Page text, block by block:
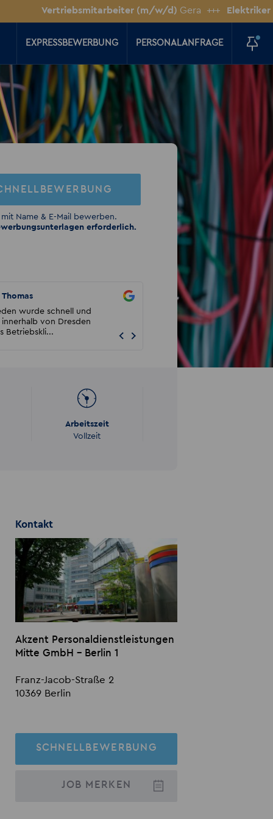
Vertriebsmitarbeiter (m/w/d)Gera +++ Elektriker (m/w/
EXPRESSBEWERBUNG PERSONALANFRAGE
mit Name & E-Mail bewerben.
erforderlich.
Thomas
wurde schnell und
von Dresden
Betriebskli...
Matthias
Meine Erfahrungen mit Akzent
waren sehr sehr gut. Es war von
alles möglich und ...
Arbeitszeit
Vollzeit
Kontakt
Akzent Personaldienstleistungen
Mitte GmbH - Berlin 1
Franz-Jacob-Straße 2
10369 Berlin
SCHNELLBEWERBUNG
JOB MERKEN